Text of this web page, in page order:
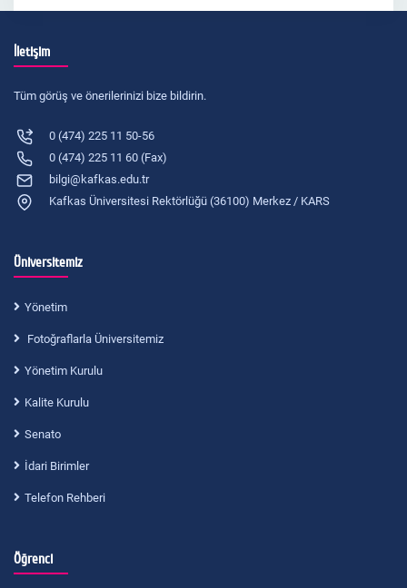
İletişim
Tüm görüş ve önerilerinizi bize bildirin.
0 (474) 225 11 50-56
0 (474) 225 11 60 (Fax)
bilgi@kafkas.edu.tr
Kafkas Üniversitesi Rektörlüğü (36100) Merkez / KARS
Üniversitemiz
Yönetim
Fotoğraflarla Üniversitemiz
Yönetim Kurulu
Kalite Kurulu
Senato
İdari Birimler
Telefon Rehberi
Öğrenci